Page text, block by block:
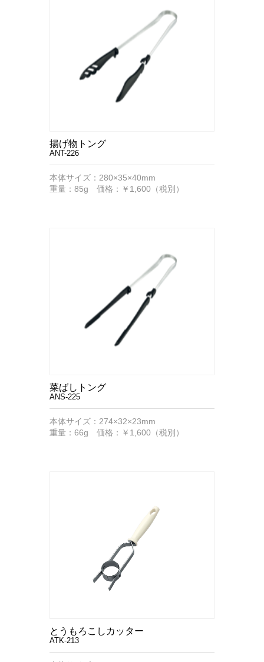
揚げ物トング
ANT-226
本体サイズ：280×35×40mm
重量：85g 価格：￥1,600（税別）
菜ばしトング
ANS-225
本体サイズ：274×32×23mm
重量：66g 価格：￥1,600（税別）
とうもろこしカッター
ATK-213